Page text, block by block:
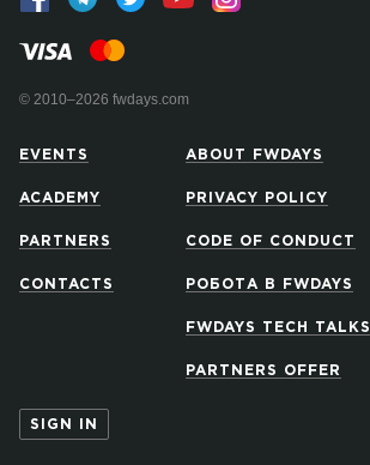
© 2010–2026 fwdays.com
EVENTS
ACADEMY
PARTNERS
CONTACTS
ABOUT FWDAYS
PRIVACY POLICY
CODE OF CONDUCT
РОБОТА В FWDAYS
FWDAYS TECH TALKS
PARTNERS OFFER
SIGN IN